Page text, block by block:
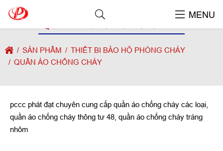
MENU
QUẦN ÁO CHỐNG CHÁY
SẢN PHẨM
THIẾT BI BẢO HỘ PHÒNG CHÁY
QUẦN ÁO CHỐNG CHÁY
pccc phát đạt chuyên cung cấp quần áo chống cháy các loại,
quần áo chống cháy thông tư 48, quần áo chống cháy tráng
nhôm